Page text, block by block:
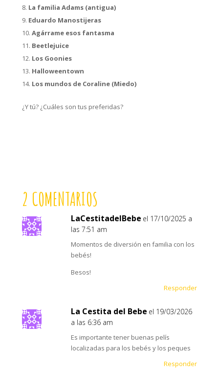
La familia Adams (antigua)
Eduardo Manostijeras
Agárrame esos fantasma
Beetlejuice
Los Goonies
Halloweentown
Los mundos de Coraline (Miedo)
¿Y tú? ¿Cuáles son tus preferidas?
2 COMENTARIOS
LaCestitadelBebe el 17/10/2025 a
las 7:51 am
Momentos de diversión en familia con los
bebés!
Besos!
Responder
La Cestita del Bebe el 19/03/2026
a las 6:36 am
Es importante tener buenas pelís
localizadas para los bebés y los peques
Responder